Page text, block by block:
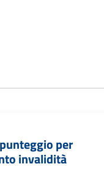
per
invalidità